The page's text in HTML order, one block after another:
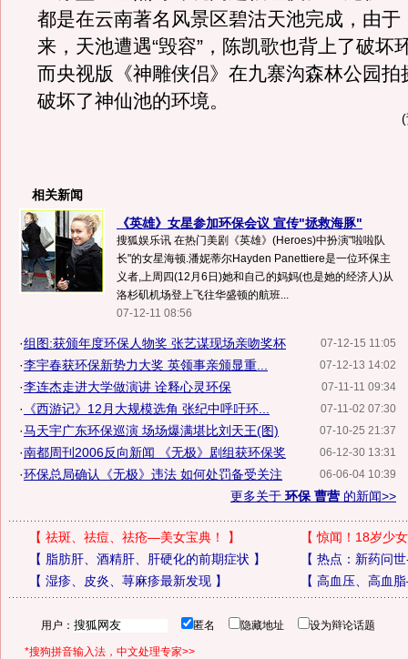
都是在云南著名风景区碧沽天池完成，由于
来，天池遭遇“毁容”，陈凯歌也背上了破坏
而央视版《神雕侠侣》在九寨沟森林公园拍
破坏了神仙池的环境。
相关新闻
《英雄》女星参加环保会议 宣传"拯救海豚"
搜狐娱乐讯 在热门美剧《英雄》(Heroes)中扮演"啦啦队
长"的女星海顿.潘妮蒂尔Hayden Panettiere是一位环保主
义者,上周四(12月6日)她和自己的妈妈(也是她的经济人)从
洛杉矶机场登上飞往华盛顿的航班...
07-12-11 08:56
07-12-15 11:05
·组图:获颁年度环保人物奖 张艺谋现场亲吻奖杯
07-12-13 14:02
·李宇春获环保新势力大奖 英领事亲颁显重...
07-11-11 09:34
·李连杰走进大学做演讲 诠释心灵环保
07-11-02 07:30
· 《西游记》12月大规模选角 张纪中呼吁环...
07-10-25 21:37
·马天宇广东环保巡演 场场爆满堪比刘天王(图)
06-12-30 13:31
·南都周刊2006反向新闻 《无极》剧组获环保奖
06-06-04 10:39
·环保总局确认《无极》违法 如何处罚备受关注
更多关于 环保 曹营 的新闻>>
【 祛斑、祛痘、祛疮—美女宝典！ 】 【惊闻！18岁少
【 脂肪肝、酒精肝、肝硬化的前期症状 】 【 热点：新药问
【 湿疹、皮炎、荨麻疹最新发现】 【 高血压、高血
用户： 匿名 隐藏地址 设为辩论话题
*搜狗拼音输入法，中文处理专家>>